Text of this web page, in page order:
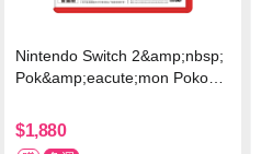
Nintendo Switch 2&amp;nbsp;
Pok&amp;eacute;mon Pokopia
$1,880